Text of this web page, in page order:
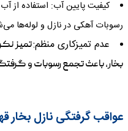
کیفیت پایین آب: استفاده از
رسوبات آهکی در نازل و لوله‌ها
عدم تمیزکاری منظم:تمیز
بخار، باعث تجمع رسوبات و
عواقب گرفتگی نازل بخار